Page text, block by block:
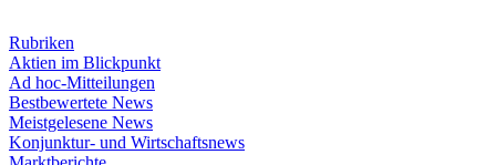
Rubriken
Aktien im Blickpunkt
Ad hoc-Mitteilungen
Bestbewertete News
Meistgelesene News
Konjunktur- und Wirtschaftsnews